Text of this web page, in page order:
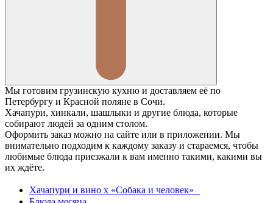
Мы готовим грузинскую кухню и доставляем её по
Петербургу и Красной поляне в Сочи.
Хачапури, хинкали, шашлыки и другие блюда, которые
собирают людей за одним столом.
Оформить заказ можно на сайте или в приложении. Мы
внимательно подходим к каждому заказу и стараемся, чтобы
любимые блюда приезжали к вам именно такими, какими вы
их ждёте.
Хачапури и вино х «Собака и человек»